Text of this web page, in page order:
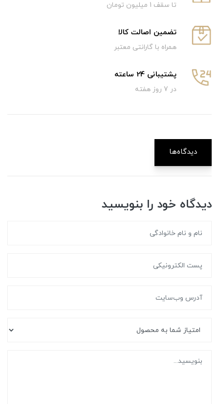
تا سقف 1 میلیون تومان
تضمین اصالت کالا
همراه با گارانتی معتبر
پشتیبانی 24 ساعته
در 7 روز هفته
دیدگاه‌ها
دیدگاه خود را بنویسید